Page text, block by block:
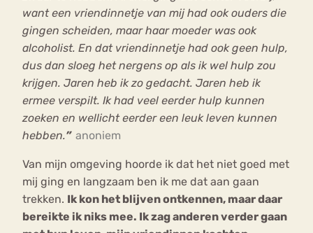
want een vriendinnetje van mij had ook ouders die
gingen scheiden, maar haar moeder was ook
alcoholist. En dat vriendinnetje had ook geen hulp,
dus dan sloeg het nergens op als ik wel hulp zou
krijgen. Jaren heb ik zo gedacht. Jaren heb ik
ermee verspilt. Ik had veel eerder hulp kunnen
zoeken en wellicht eerder een leuk leven kunnen
hebben.” anoniem
Van mijn omgeving hoorde ik dat het niet goed met
mij ging en langzaam ben ik me dat aan gaan
trekken. Ik kon het blijven ontkennen, maar daar
bereikte ik niks mee. Ik zag anderen verder gaan